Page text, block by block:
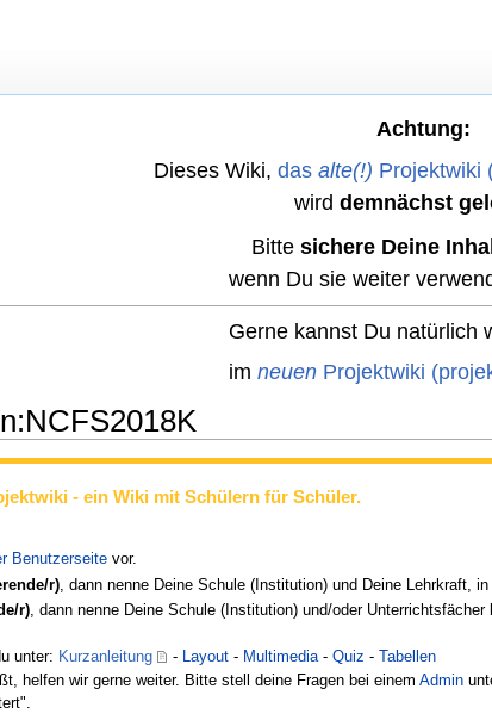
Achtung:
Dieses Wiki, das alte(!) Projektwiki
wird demnächst
Bitte sichere Deine
wenn Du sie weiter
Gerne kannst Du natürlich
im neuenProjektwiki
- ein Wiki mit Schülern für Schüler.
Benutzerseite vor.
r), dann nenne Deine Schule (Institution) und Deine Lehrkraft,
r), dann nenne Deine Schule (Institution) und/oder
unter: Kurzanleitung - Layout - Multimedia -Quiz -Tabellen
helfen wir gerne weiter. Bitte stell deine Fragen bei einemAdmin